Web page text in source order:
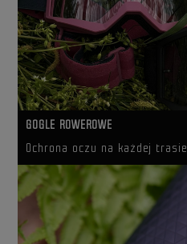
GOGLE ROWEROWE
Ochrona oczu na każdej trasie